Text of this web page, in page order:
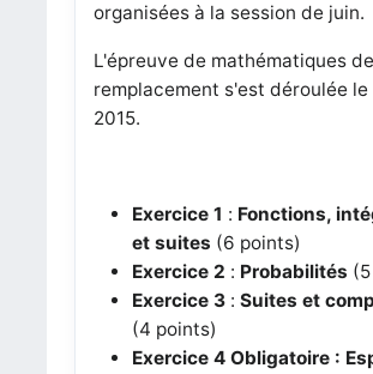
organisées à la session de juin.
L'épreuve de mathématiques de
remplacement s'est déroulée
2015.
Exercice 1 : Fonctions,
et suites (6 points)
Exercice 2 : Probabilités
Exercice 3: Suites et
(4 points)
Exercice 4 Obligatoire :